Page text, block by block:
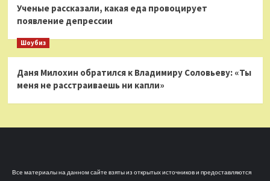
Ученые рассказали, какая еда провоцирует
появление депрессии
Шоубиз
Даня Милохин обратился к Владимиру Соловьеву: «Ты
меня не расстраиваешь ни капли»
Все материалы на данном сайте взяты из открытых источников и предоставляются